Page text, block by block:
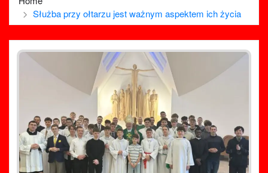
Służba przy ołtarzu jest ważnym aspektem ich życia